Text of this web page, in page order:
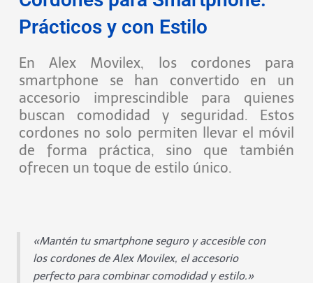
Prácticos y con Estilo
En Alex Movilex, los cordones para
smartphone se han convertido en un
accesorio imprescindible para quienes
buscan comodidad y seguridad. Estos
cordones no solo permiten llevar el móvil
de forma práctica, sino que también
ofrecen un toque de estilo único.
«Mantén tu smartphone seguro y accesible con
los cordones de Alex Movilex, el accesorio
perfecto para combinar comodidad y estilo.»